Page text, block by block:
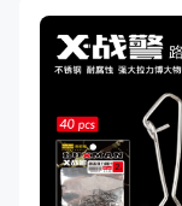
黑坑浮漂
黑坑饵料
路亚装备